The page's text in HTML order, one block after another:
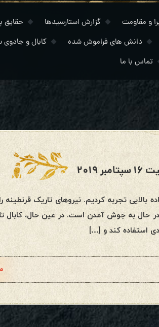
و مقاومت گزارش استارسیدها
حقایق
دانش های فراموش شده
کابال و جادوی
تماس با ما
تجربه کردیم. نیروهای تاریک قرنطینه را
به جوش آمدن است. در عین حال، کابال
استفاده کند و […]